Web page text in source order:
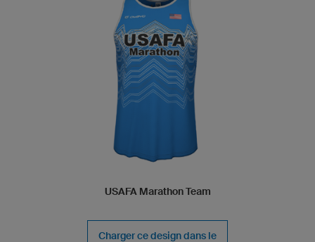
USAFA Marathon Team
Charger ce design dans le